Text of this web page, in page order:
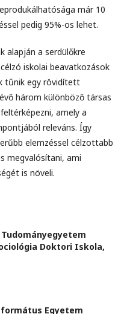
már 10
pedig 95%-os lehet.
alapján a serdülőkre
iskolai beavatkozások
tűnik egy rövidített
három különböző társas
amely a
releváns. Így
elemzéssel célzottabb
megvalósítani, ami
is növeli.
Doktori Iskola,
Egyetem